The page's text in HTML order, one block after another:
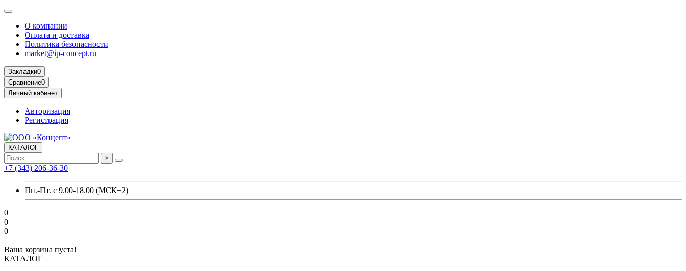
О компании
Оплата и доставка
Политика безопасности
market@ip-concept.ru
Закладки0
Сравнение0
Личный кабинет
Авторизация
Регистрация
КАТАЛОГ
×
+7 (343) 206-36-30
Пн.-Пт. с 9.00-18.00 (МСК+2)
0
0
0
Ваша корзина пуста!
КАТАЛОГ